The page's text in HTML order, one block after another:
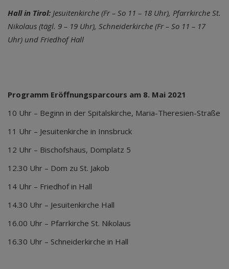
Hall in Tirol: Jesuitenkirche (Fr – So 11 – 18 Uhr), Pfarrkirche St.
Nikolaus (tägl. 9 – 19 Uhr), Schneiderkirche (Fr – So 11 – 17
Uhr) und Friedhof Hall
Programm Eröffnungsparcours am 8. Mai 2021
10 Uhr – Beginn in der Spitalskirche, Maria-Theresien-Straße
11 Uhr – Jesuitenkirche in Innsbruck
12 Uhr – Bischofshaus, Domplatz 5
12.30 Uhr – Dom zu St. Jakob
14 Uhr – Friedhof in Hall
14.30 Uhr – Jesuitenkirche Hall
16.00 Uhr – Pfarrkirche St. Nikolaus
16.30 Uhr – Schneiderkirche in Hall